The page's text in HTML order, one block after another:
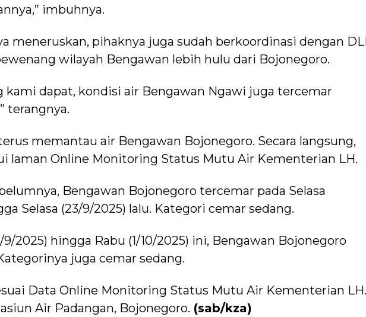
imbuhnya.
meneruskan, pihaknya juga sudah berkoordinasi dengan
wilayah Bengawan lebih hulu dari Bojonegoro.
kami dapat, kondisi air Bengawan Ngawi juga tercemar
terangnya.
memantau air Bengawan Bojonegoro. Secara langsung,
laman Online Monitoring Status Mutu Air Kementerian LH.
Bengawan Bojonegoro tercemar pada Selasa
Selasa (23/9/2025) lalu. Kategori cemar sedang.
9/2025) hingga Rabu (1/10/2025) ini, Bengawan Bojonegoro
juga cemar sedang.
Data Online Monitoring Status Mutu Air Kementerian LH.
Air Padangan, Bojonegoro. (sab/kza)